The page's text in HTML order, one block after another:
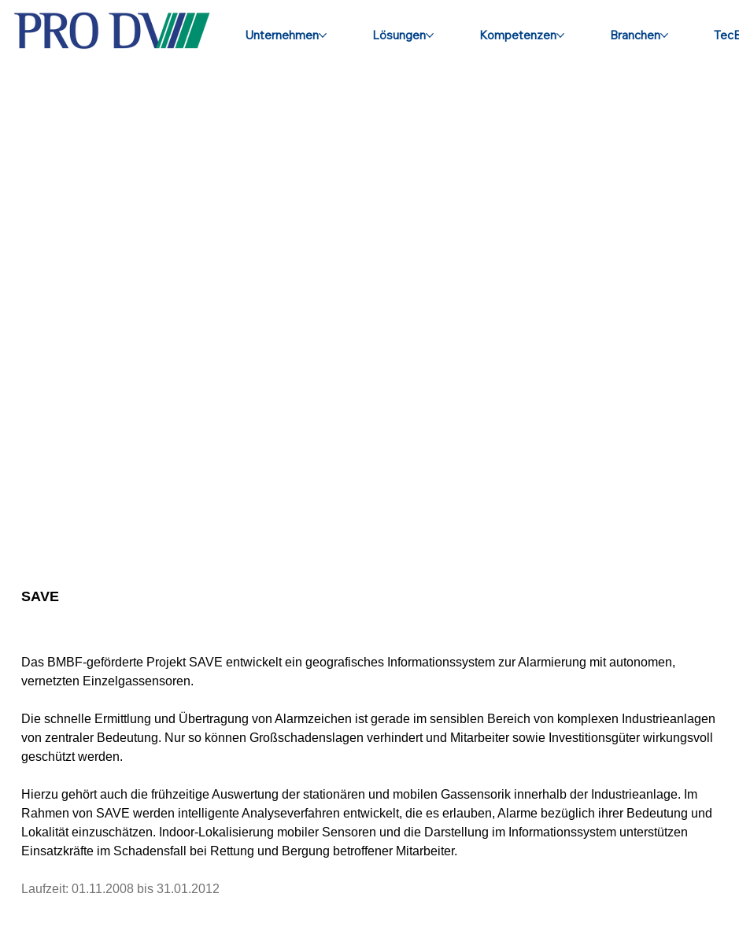
Unternehmen Lösungen Kompetenzen Branchen
SAVE
Das BMBF-geförderte Projekt SAVE entwickelt ein geografisches Informationssystem zur Alarmierung mit autonomen,
vernetzten Einzelgassensoren.
Die schnelle Ermittlung und Übertragung von Alarmzeichen ist gerade im sensiblen Bereich von komplexen Industrieanlagen
von zentraler Bedeutung. Nur so können Großschadenslagen verhindert und Mitarbeiter sowie Investitionsgüter wirkungsvoll
geschützt werden.
Hierzu gehört auch die frühzeitige Auswertung der stationären und mobilen Gassensorik innerhalb der Industrieanlage. Im
Rahmen von SAVE werden intelligente Analyseverfahren entwickelt, die es erlauben, Alarme bezüglich ihrer Bedeutung und
Lokalität einzuschätzen. Indoor-Lokalisierung mobiler Sensoren und die Darstellung im Informationssystem unterstützen
Einsatzkräfte im Schadensfall bei Rettung und Bergung betroffener Mitarbeiter.
Laufzeit: 01.11.2008 bis 31.01.2012